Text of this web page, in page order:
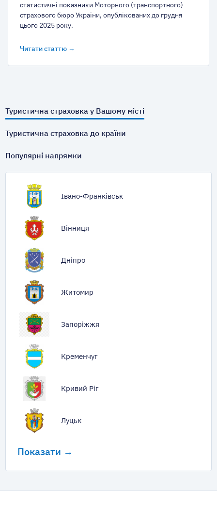
статистичні показники Моторного (транспортного)
страхового бюро України, опублікованих до грудня
цього 2025 року.
Читати статтю →
Туристична страховка у Вашому місті
Туристична страховка до країни
Популярні напрямки
Івано-Франківськ
Вінниця
Дніпро
Житомир
Запоріжжя
Кременчуг
Кривий Ріг
Луцьк
Показати →